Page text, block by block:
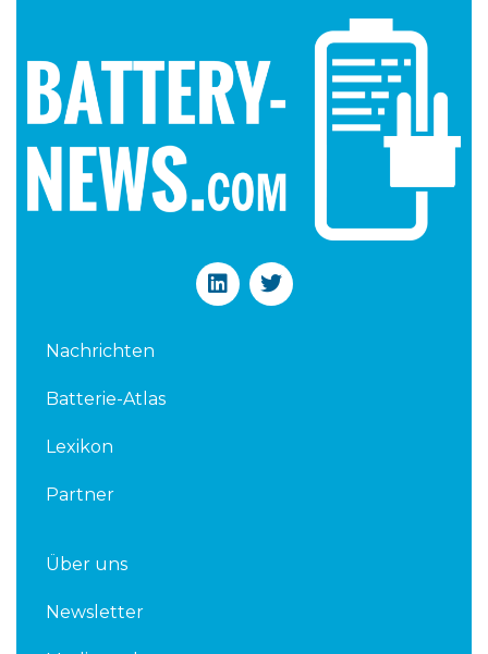
L
i
T
w
Nachrichten
Batterie-Atlas
Lexikon
Partner
Über uns
Newsletter